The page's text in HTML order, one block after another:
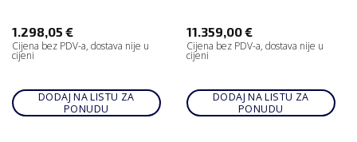
1.298,05 €
Cijena bez PDV-a, dostava nije u
cijeni
DODAJ NA LISTU ZA
PONUDU
11.359,00€
Cijena bez PDV-a, dostava nije u
cijeni
DODAJ NA LISTU ZA
PONUDU